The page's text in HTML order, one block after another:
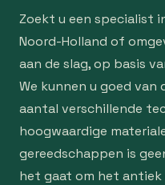
Zoekt u een specialist
Noord-Holland of
aan de slag, op basis
We kunnen u goed
aantal verschillende
hoogwaardige
gereedschappen is
het gaat om het